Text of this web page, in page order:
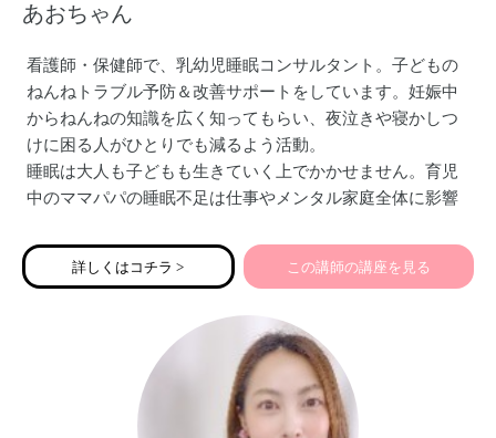
あおちゃん
看護師・保健師で、乳幼児睡眠コンサルタント。子どもの
ねんねトラブル予防＆改善サポートをしています。妊娠中
からねんねの知識を広く知ってもらい、夜泣きや寝かしつ
けに困る人がひとりでも減るよう活動。
睡眠は大人も子どもも生きていく上でかかせません。育児
中のママパパの睡眠不足は仕事やメンタル家庭全体に影響
め、子どものより良い将来のために良質な睡眠習慣を！
詳しくはコチラ > この講師の講座を見る